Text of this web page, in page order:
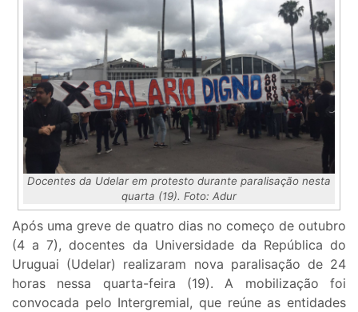
Docentes da Udelar em protesto durante paralisação nesta
quarta (19). Foto: Adur
Após uma greve de quatro dias no começo de outubro
(4 a 7), docentes da Universidade da República do
Uruguai (Udelar) realizaram nova paralisação de 24
horas nessa quarta-feira (19). A mobilização foi
convocada pelo Intergremial, que reúne as entidades